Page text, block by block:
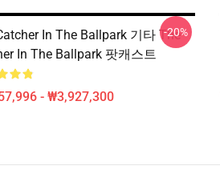
In The Ballpark 기타 The
In The Ballpark 팟캐스트
- ₩3,927,300
-20%